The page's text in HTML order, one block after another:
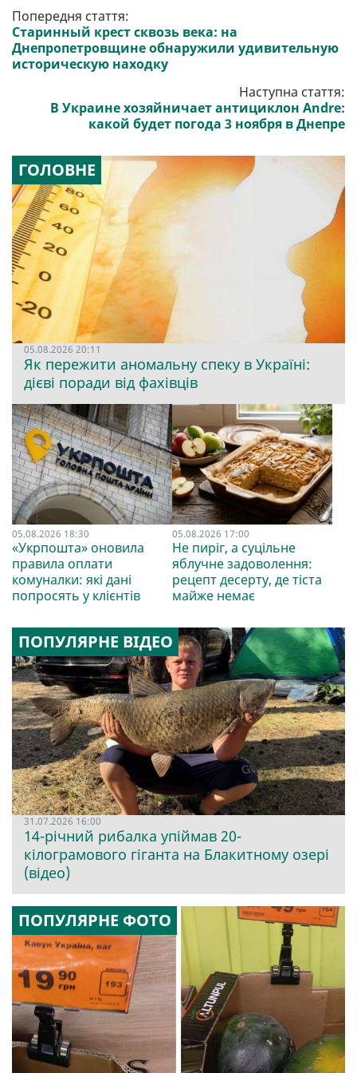
Попередня стаття:
Старинный крест сквозь века: на
Днепропетровщине обнаружили удивительную
историческую находку
Наступна стаття:
В Украине хозяйничает антициклон Andre:
какой будет погода 3 ноября в Днепре
ГОЛОВНЕ
05.08.2026 20:11
Як пережити аномальну спеку в Україні:
дієві поради від фахівців
05.08.2026 18:30
«Укрпошта» оновила
правила оплати
комуналки: які дані
попросять у клієнтів
05.08.2026 17:00
Не пиріг, а суцільне
яблучне задоволення:
рецепт десерту, де тіста
майже немає
ПОПУЛЯРНЕ ВІДЕО
31.07.2026 16:00
14-річний рибалка упіймав 20-
кілограмового гіганта на Блакитному озері
(відео)
ПОПУЛЯРНЕ ФОТО